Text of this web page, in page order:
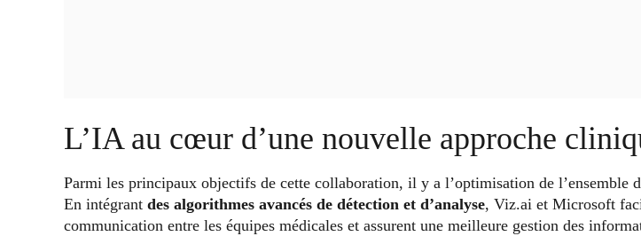
L’IA au cœur d’une nouvelle approche
Parmi les principaux objectifs de cette collaboration, il y a l’optimisation de l’ensemble
En intégrant des algorithmes avancés de détection et d’analyse, Viz.ai et Microsoft
communication entre les équipes médicales et assurent une meilleure gestion des